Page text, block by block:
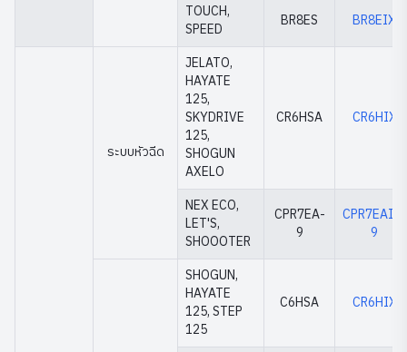
TOUCH,
SPEED
BR8ES BR8EIX
ระบบหัวฉีด
JELATO,
HAYATE
125,
SKYDRIVE
125,
SHOGUN
AXELO
CR6HSA CR6HIX
NEX ECO,
LET'S,
SHOOOTER
CPR7EA-
9
CPR7EAIX-
9
SHOGUN,
HAYATE
125, STEP
125
C6HSA CR6HIX